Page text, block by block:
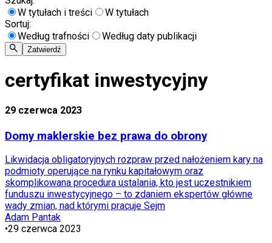
W tytułach i treści
W tytułach
Sortuj:
Według trafności
Według daty publikacji
Zatwierdź
certyfikat inwestycyjny
29 czerwca 2023
Domy maklerskie bez prawa do obrony
Likwidacja obligatoryjnych rozpraw przed nałożeniem kary na
podmioty operujące na rynku kapitałowym oraz
skomplikowana procedura ustalania, kto jest uczestnikiem
funduszu inwestycyjnego – to zdaniem ekspertów główne
wady zmian, nad którymi pracuje Sejm
Adam Pantak
•29 czerwca 2023